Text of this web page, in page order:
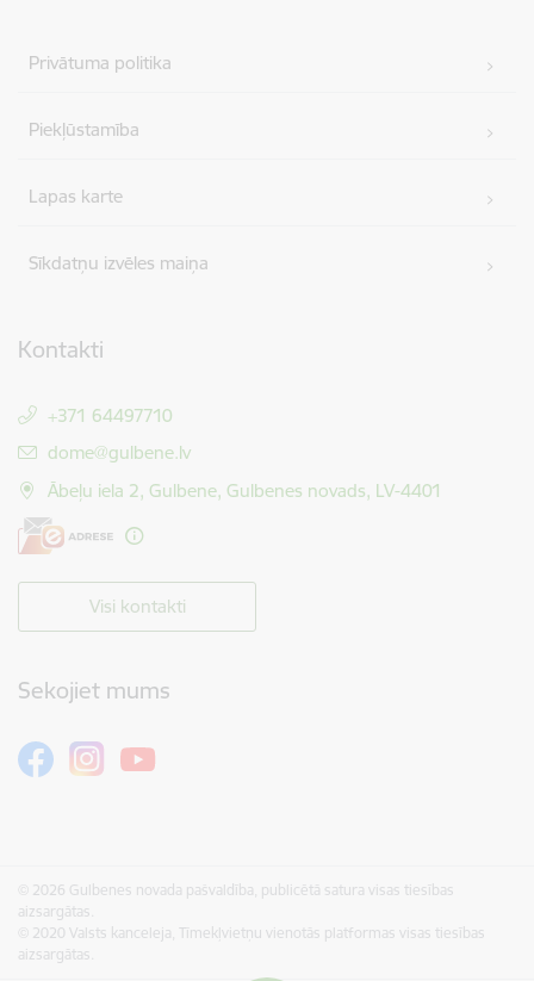
Privātuma politika
Piekļūstamība
Lapas karte
Sīkdatņu izvēles maiņa
Kontakti
+371 64497710
E-pasts:
dome@gulbene.lv
Ābeļu iela 2, Gulbene, Gulbenes novads, LV-4401
Visi kontakti
Sekojiet mums
© 2026 Gulbenes novada pašvaldība, publicētā satura visas tiesības
aizsargātas.
© 2020 Valsts kanceleja, Tīmekļvietņu vienotās platformas visas tiesības
aizsargātas.